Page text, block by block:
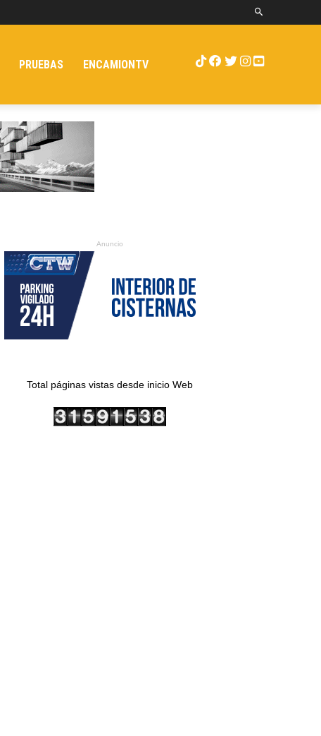
PRUEBAS ENCAMIONTV
Anuncio
Total páginas vistas desde inicio Web